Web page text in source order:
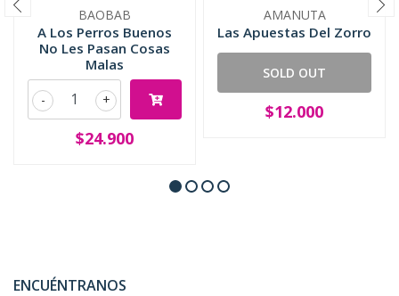
BAOBAB
A Los Perros Buenos
No Les Pasan Cosas
Malas
+
-
$24.900
AMANUTA
Las Apuestas Del Zorro
SOLD OUT
$12.000
ENCUÉNTRANOS